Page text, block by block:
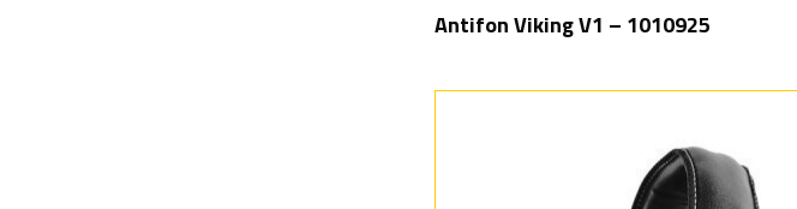
Antifon Viking V1 – 1010925